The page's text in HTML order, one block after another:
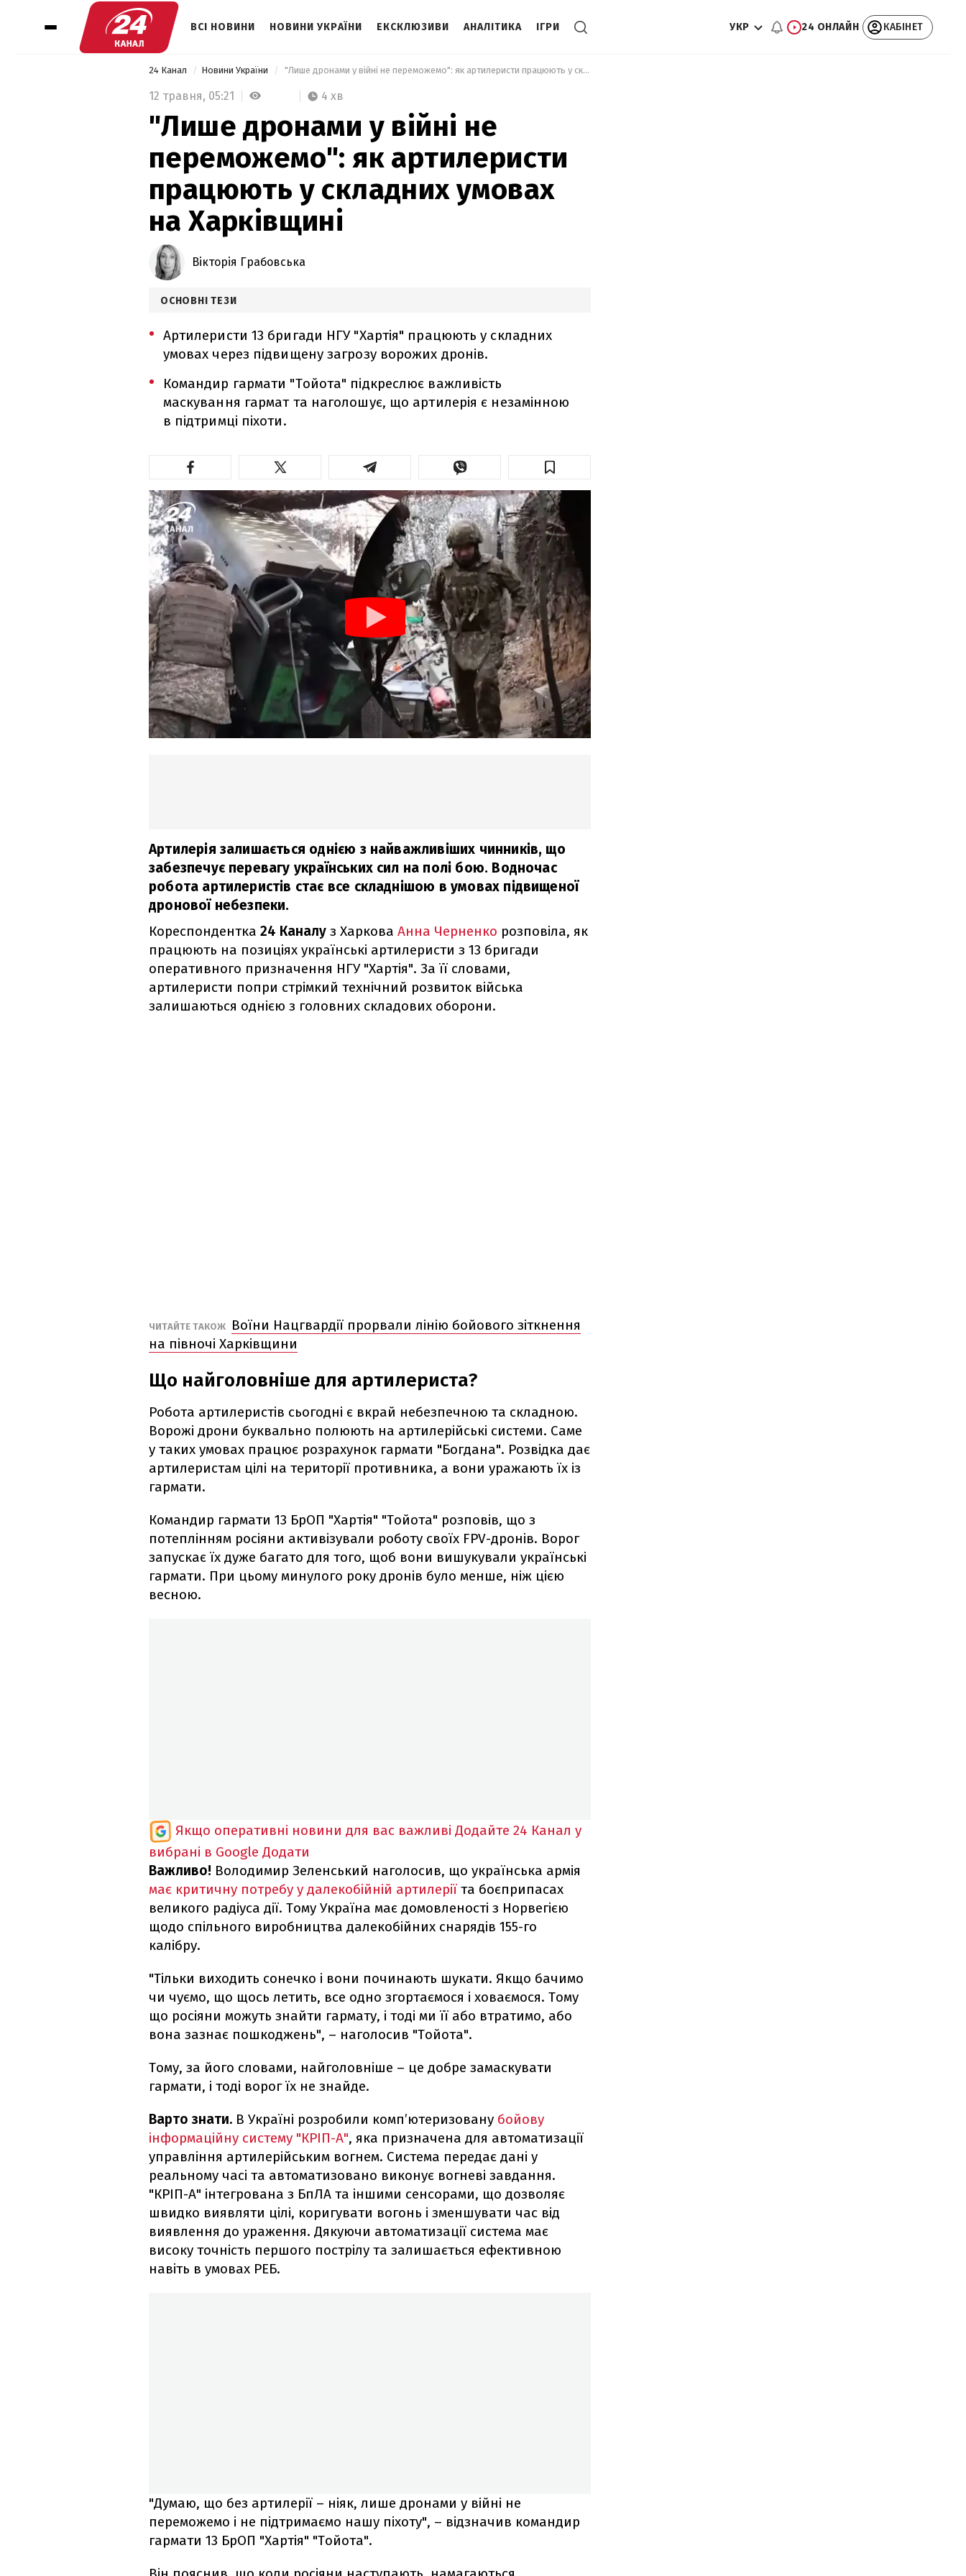
ВСІ НОВИНИ НОВИНИ УКРАЇНИ ЕКСКЛЮЗИВИ АНАЛІТИКА ІГРИ УКР 24 ОНЛАЙН КАБІНЕТ
24 Канал Новини України "Лише дронами у війні не переможемо": як артилеристи працюють у складних умовах на Харківщині
12 травня, 05:21 4 хв
"Лише дронами у війні не
переможемо": як артилеристи
працюють у складних умовах
на Харківщині
Вікторія Грабовська
ОСНОВНІ ТЕЗИ
Артилеристи 13 бригади НГУ "Хартія" працюють у складних
умовах через підвищену загрозу ворожих дронів.
Командир гармати "Тойота" підкреслює важливість
маскування гармат та наголошує, що артилерія є незамінною
в підтримці піхоти.
Артилерія залишається однією з найважливіших чинників, що
забезпечує перевагу українських сил на полі бою. Водночас
робота артилеристів стає все складнішою в умовах підвищеної
дронової небезпеки.
Кореспондентка 24 Каналу з Харкова Анна Черненко розповіла, як
працюють на позиціях українські артилеристи з 13 бригади
оперативного призначення НГУ "Хартія". За її словами,
артилеристи попри стрімкий технічний розвиток війська
залишаються однією з головних складових оборони.
ЧИТАЙТЕ ТАКОЖ
Воїни Нацгвардії прорвали лінію бойового зіткнення
на півночі Харківщини
Що найголовніше для артилериста?
Робота артилеристів сьогодні є вкрай небезпечною та складною.
Ворожі дрони буквально полюють на артилерійські системи. Саме
у таких умовах працює розрахунок гармати "Богдана". Розвідка дає
артилеристам цілі на території противника, а вони уражають їх із
гармати.
Командир гармати 13 БрОП "Хартія" "Тойота" розповів, що з
потеплінням росіяни активізували роботу своїх FPV-дронів. Ворог
запускає їх дуже багато для того, щоб вони вишукували українські
гармати. При цьому минулого року дронів було менше, ніж цією
весною.
Якщо оперативні новини для вас важливі Додайте 24 Канал у
вибрані в Google Додати
Важливо! Володимир Зеленський наголосив, що українська армія
має критичну потребу у далекобійній артилерії та боєприпасах
великого радіуса дії. Тому Україна має домовленості з Норвегією
щодо спільного виробництва далекобійних снарядів 155-го
калібру.
"Тільки виходить сонечко і вони починають шукати. Якщо бачимо
чи чуємо, що щось летить, все одно згортаємося і ховаємося. Тому
що росіяни можуть знайти гармату, і тоді ми її або втратимо, або
вона зазнає пошкоджень", – наголосив "Тойота".
Тому, за його словами, найголовніше – це добре замаскувати
гармати, і тоді ворог їх не знайде.
Варто знати. В Україні розробили комп’ютеризовану бойову
інформаційну систему "КРІП-А", яка призначена для автоматизації
управління артилерійським вогнем. Система передає дані у
реальному часі та автоматизовано виконує вогневі завдання.
"КРІП-А" інтегрована з БпЛА та іншими сенсорами, що дозволяє
швидко виявляти цілі, коригувати вогонь і зменшувати час від
виявлення до ураження. Дякуючи автоматизації система має
високу точність першого пострілу та залишається ефективною
навіть в умовах РЕБ.
"Думаю, що без артилерії – ніяк, лише дронами у війні не
переможемо і не підтримаємо нашу піхоту", – відзначив командир
гармати 13 БрОП "Хартія" "Тойота".